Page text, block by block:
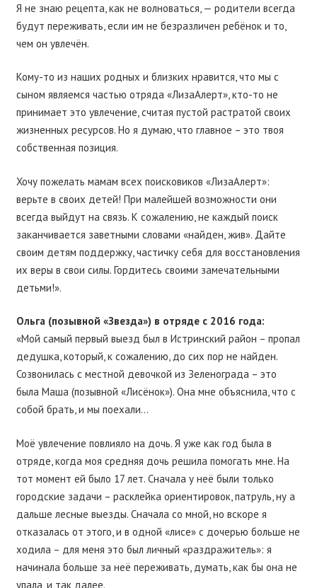
Я не знаю рецепта, как не волноваться, — родители всегда
будут переживать, если им не безразличен ребёнок и то,
чем он увлечён.
Кому-то из наших родных и близких нравится, что мы с
сыном являемся частью отряда «ЛизаАлерт», кто-то не
принимает это увлечение, считая пустой растратой своих
жизненных ресурсов. Но я думаю, что главное – это твоя
собственная позиция.
Хочу пожелать мамам всех поисковиков «ЛизаАлерт»:
верьте в своих детей! При малейшей возможности они
всегда выйдут на связь. К сожалению, не каждый поиск
заканчивается заветными словами «найден, жив». Дайте
своим детям поддержку, частичку себя для восстановления
их веры в свои силы. Гордитесь своими замечательными
детьми!».
Ольга (позывной «Звезда») в отряде с 2016 года:
«Мой самый первый выезд был в Истринский район – пропал
дедушка, который, к сожалению, до сих пор не найден.
Созвонилась с местной девочкой из Зеленограда – это
была Маша (позывной «Лисёнок»). Она мне объяснила, что с
собой брать, и мы поехали…
Моё увлечение повлияло на дочь. Я уже как год была в
отряде, когда моя средняя дочь решила помогать мне. На
тот момент ей было 17 лет. Сначала у неё были только
городские задачи – расклейка ориентировок, патруль, ну а
дальше лесные выезды. Сначала со мной, но вскоре я
отказалась от этого, и в одной «лисе» с дочерью больше не
ходила – для меня это был личный «раздражитель»: я
начинала больше за неё переживать, думать, как бы она не
упала, и так далее.